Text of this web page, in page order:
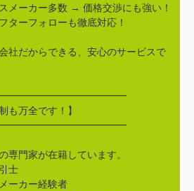
メーカー多数 → 価格交渉にも強い！
ターフォローも徹底対応！
社だからできる、安心のサービスで
も万全です！】
専門家が在籍しています。
士
ーカー経験者